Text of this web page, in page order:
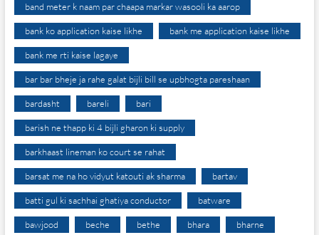
band meter k naam par chaapa markar wasooli ka aarop
bank ko application kaise likhe bank me application kaise likhe
bank me rti kaise lagaye
bar bar bheje ja rahe galat bijli bill se upbhogta pareshaan
bardasht bareli bari
barish ne thapp ki 4 bijli gharon ki supply
barkhaast lineman ko court se rahat
barsat me na ho vidyut katouti ak sharma bartav
batti gul ki sachhai ghatiya conductor batware
bawjood beche bethe bhara bharne